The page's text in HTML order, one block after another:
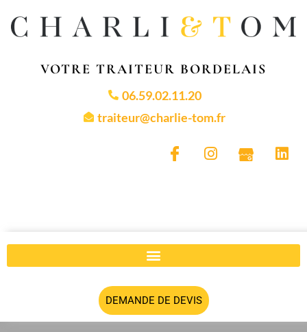
VOTRE TRAITEUR BORDELAIS
06.59.02.11.20
traiteur@charlie-tom.fr
DEMANDE DE DEVIS